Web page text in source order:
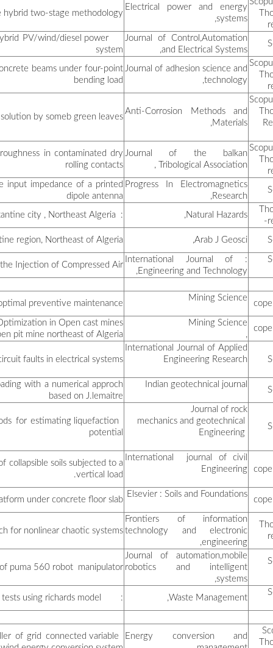
Daily peak لعوافي عبد الرزاق
A novel optimal control
بوشباط رشدي
Influence of recycled fines
بن سالم سارة
خراف سهام
Mathematical modeling
جعلاب عبد الحكيم
Spectral domain analysis
صياد جمال
حميداتو مولود
Probabilistic
غرواط أحمد حسام الدين
طالب مونية
رايس خالد
Using the بن زعيول سامية
Modeling the behavior of
عمران موسى
Acompative study
فيلالي كمال
The effect of geotechnical
منصوري وهيبة
حمروني آدم
Bifurcation- based رابح كريمة
مجبوري علي
سليماني رشيد
Experimental
بدار عنتر